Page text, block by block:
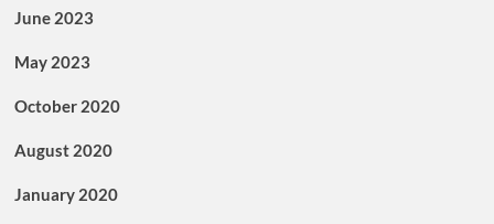
June 2023
May 2023
October 2020
August 2020
January 2020